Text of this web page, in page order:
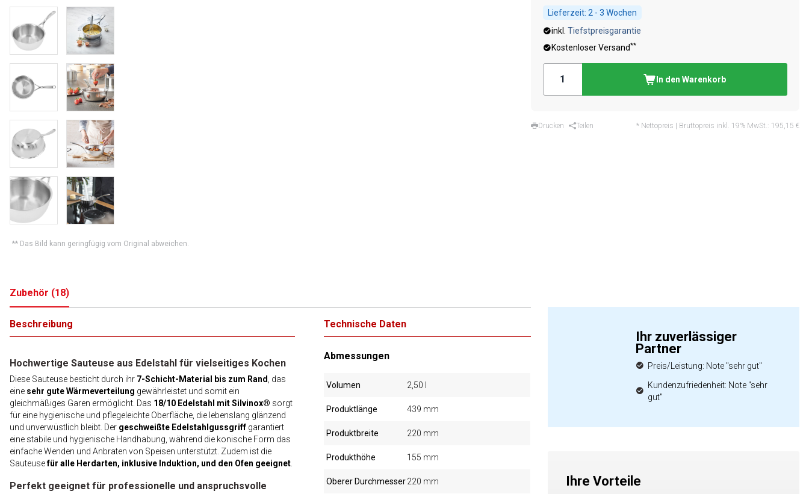
** Das Bild kann geringfügig vom Original abweichen.
Lieferzeit: 2 - 3 Wochen
inkl. Tiefstpreisgarantie
Kostenloser Versand**
In den Warenkorb
Drucken Teilen * Nettopreis | Bruttopreis inkl. 19% MwSt.: 195,15 €
Zubehör (18)
Beschreibung
Hochwertige Sauteuse aus Edelstahl für vielseitiges Kochen
Diese Sauteuse besticht durch ihr 7-Schicht-Material bis zum Rand
, das
eine sehr gute Wärmeverteilung gewährleistet und somit ein
gleichmäßiges Garen ermöglicht. Das 18/10 Edelstahl mit Silvinox® sorgt
für eine hygienische und pflegeleichte Oberfläche, die lebenslang glänzend
und unverwüstlich bleibt. Der geschweißte Edelstahlgussgriff garantiert
eine stabile und hygienische Handhabung, während die konische Form das
einfache Wenden und Anbraten von Speisen unterstützt. Zudem ist die
Sauteusefür alle Herdarten, inklusive Induktion, und den Ofen geeignet
Perfekt geeignet für professionelle und anspruchsvolle
Technische Daten
Abmessungen
Volumen 2,50 l
Produktlänge 439 mm
Produktbreite 220 mm
Produkthöhe 155 mm
Oberer Durchmesser220 mm
Ihr zuverlässiger
Partner
Preis/Leistung: Note "sehr gut"
Kundenzufriedenheit: Note "sehr
gut"
Ihre Vorteile